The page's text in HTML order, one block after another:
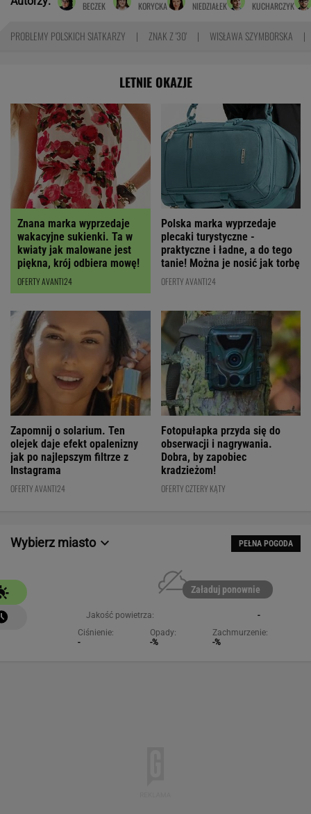
BECZEK
KORYCKA
NIEDZIAŁEK
KUCHARCZYK
PROBLEMY POLSKICH SIATKARZY ZNAK Z '30' WISŁAWA SZYMBORSKA
LETNIE OKAZJE
Znana marka wyprzedaje
wakacyjne sukienki. Ta w
kwiaty jak malowane jest
piękna, krój odbiera mowę!
OFERTY AVANTI24
Polska marka wyprzedaje
plecaki turystyczne -
praktyczne i ładne, a do tego
tanie! Można je nosić jak torbę
OFERTY AVANTI24
Zapomnij o solarium. Ten
olejek daje efekt opalenizny
jak po najlepszym filtrze z
Instagrama
OFERTY AVANTI24
Fotopułapka przyda się do
obserwacji i nagrywania.
Dobra, by zapobiec
kradzieżom!
OFERTY CZTERY KĄTY
Wybierz miasto PEŁNA POGODA
Załaduj ponownie
Jakość powietrza:
-
Ciśnienie:
-
Opady:
-%
Zachmurzenie:
-%